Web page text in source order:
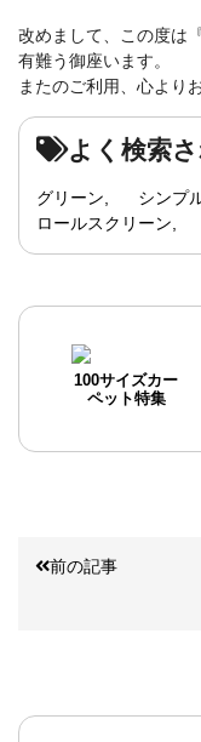
改めまして、この度は
有難う御座います。
またのご利用、心より
よく検索
グリーン シンプ
ロールスクリーン
100サイズカー
ペット特集
前の記事